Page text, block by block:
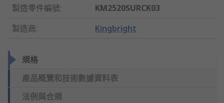
製造零件編號:
KM2520SURCK03
製造商: Kingbright
規格
產品概覽和技術數據資料表
法例與合規